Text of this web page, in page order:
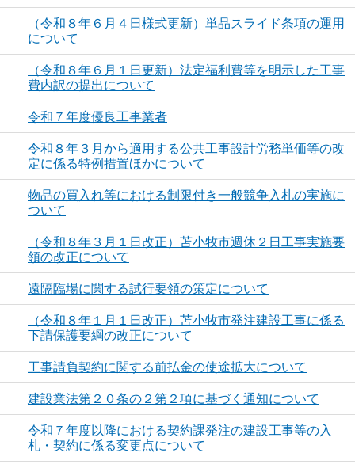
（令和８年６月４日様式更新）単品スライド条項の運用
について
（令和８年６月１日更新）法定福利費等を明示した工事
費内訳の提出について
令和７年度優良工事業者
令和８年３月から適用する公共工事設計労務単価等の改
定に係る特例措置ほかについて
物品の買入れ等における制限付き一般競争入札の実施に
ついて
（令和８年３月１日改正）苫小牧市週休２日工事実施要
領の改正について
遠隔臨場に関する試行要領の策定について
（令和８年１月１日改正）苫小牧市発注建設工事に係る
下請保護要綱の改正について
工事請負契約に関する前払金の使途拡大について
建設業法第２０条の２第２項に基づく通知について
令和７年度以降における契約課発注の建設工事等の入
札・契約に係る変更点について